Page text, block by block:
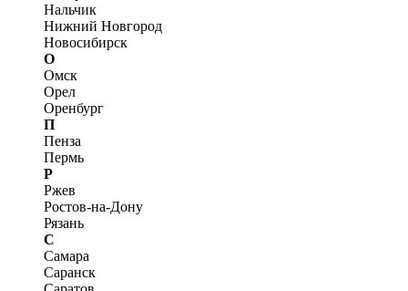
Нальчик
Нижний Новгород
Новосибирск
О
Омск
Орел
Оренбург
П
Пенза
Пермь
Р
Ржев
Ростов-на-Дону
Рязань
С
Самара
Саранск